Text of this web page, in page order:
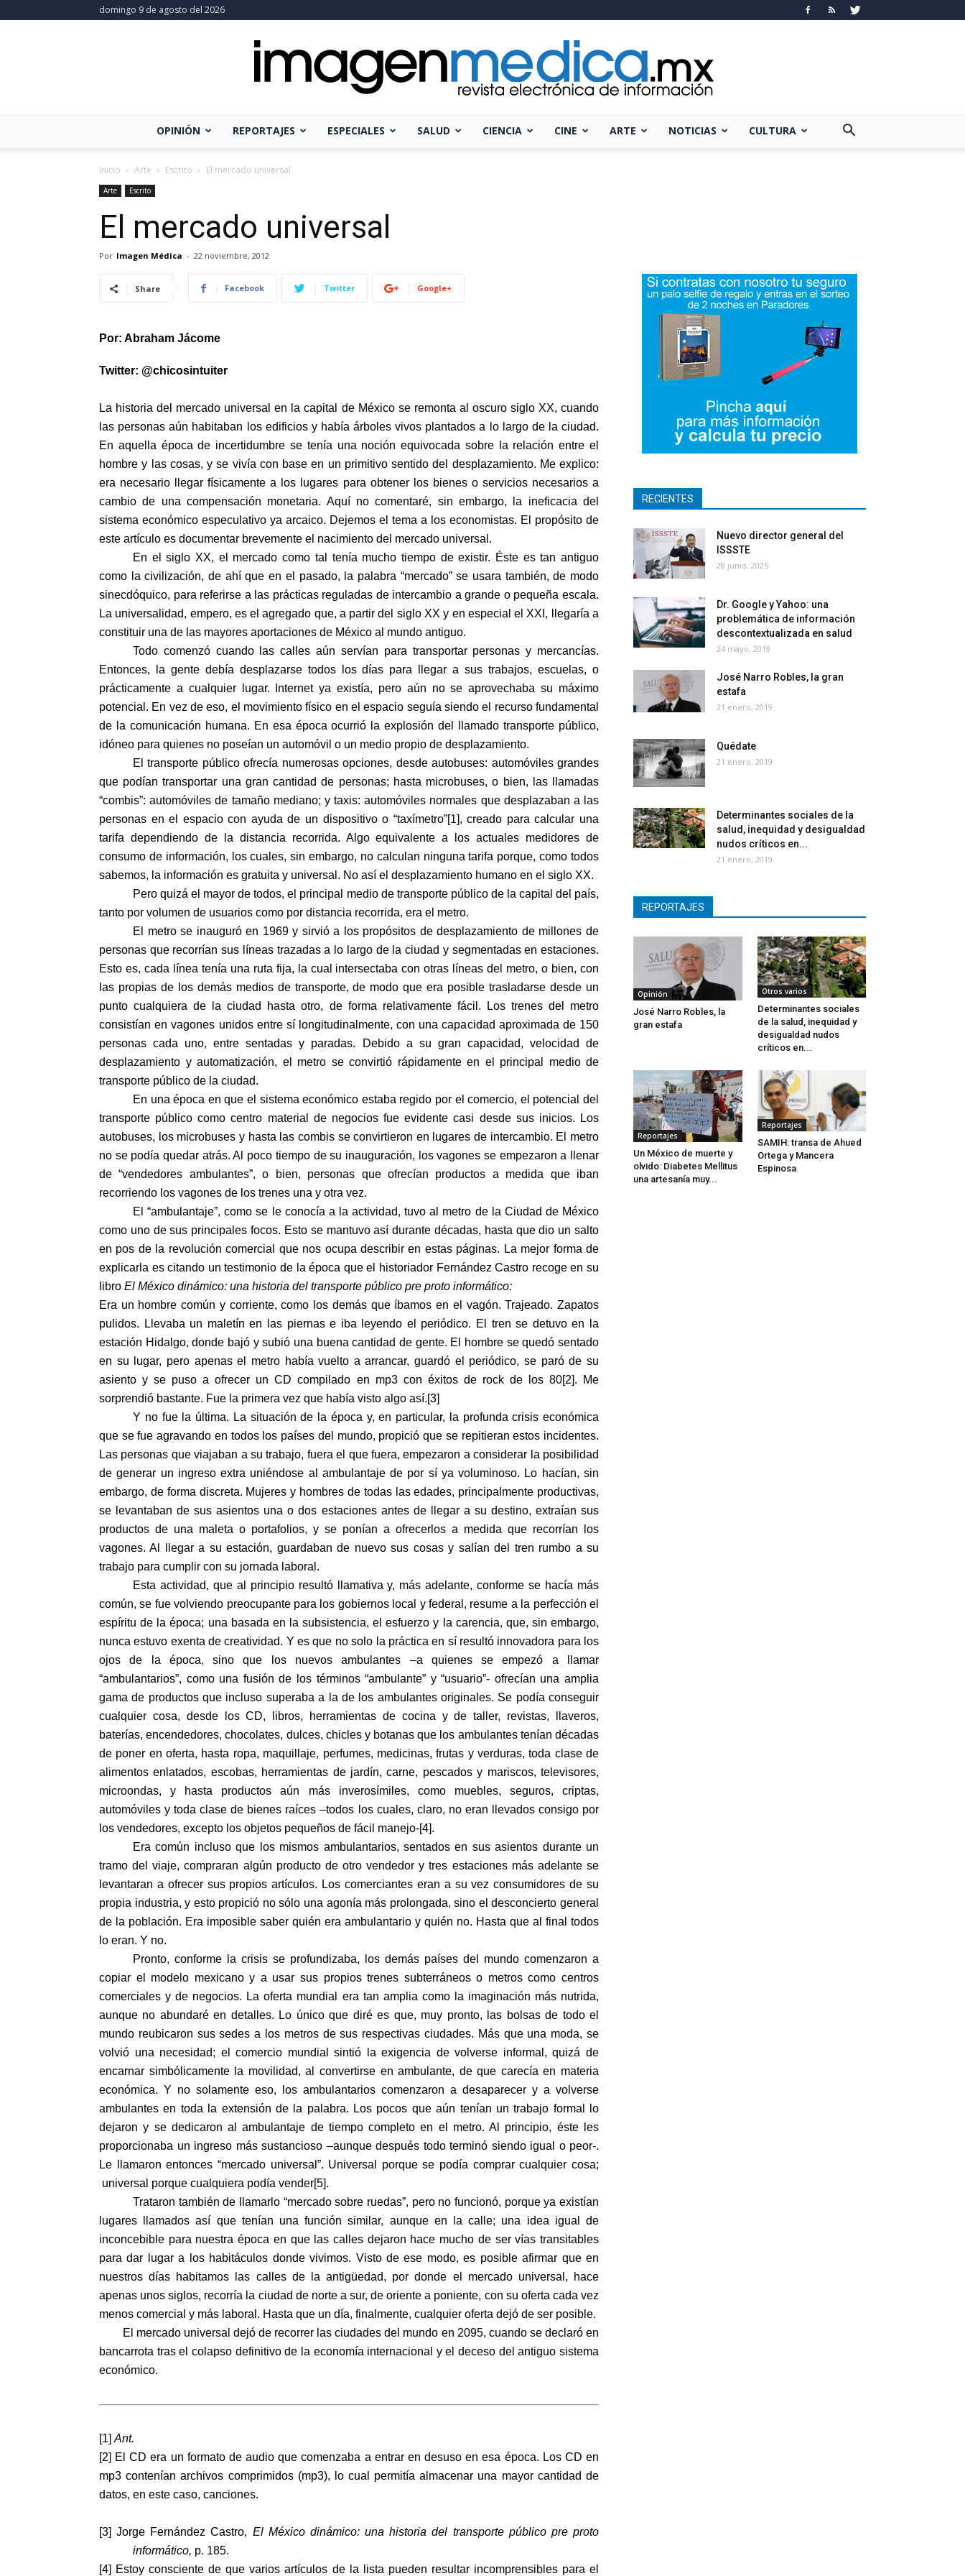
domingo 9 de agosto del 2026
OPINIÓN REPORTAJES ESPECIALES SALUD CIENCIA CINE ARTE NOTICIAS CULTURA
Inicio Arte Escrito El mercado universal
Arte Escrito
El mercado universal
Por Imagen Médica - 22 noviembre, 2012
Share Facebook Twitter Google+
Por: Abraham Jácome
Twitter: @chicosintuiter
La historia del mercado universal en la capital de México se remonta al oscuro siglo XX, cuando
las personas aún habitaban los edificios y había árboles vivos plantados a lo largo de la ciudad.
En aquella época de incertidumbre se tenía una noción equivocada sobre la relación entre el
hombre y las cosas, y se vivía con base en un primitivo sentido del desplazamiento. Me explico:
era necesario llegar físicamente a los lugares para obtener los bienes o servicios necesarios a
cambio de una compensación monetaria. Aquí no comentaré, sin embargo, la ineficacia del
sistema económico especulativo ya arcaico. Dejemos el tema a los economistas. El propósito de
este artículo es documentar brevemente el nacimiento del mercado universal.
En el siglo XX, el mercado como tal tenía mucho tiempo de existir. Éste es tan antiguo
como la civilización, de ahí que en el pasado, la palabra “mercado” se usara también, de modo
sinecdóquico, para referirse a las prácticas reguladas de intercambio a grande o pequeña escala.
La universalidad, empero, es el agregado que, a partir del siglo XX y en especial el XXI, llegaría a
constituir una de las mayores aportaciones de México al mundo antiguo.
Todo comenzó cuando las calles aún servían para transportar personas y mercancías.
Entonces, la gente debía desplazarse todos los días para llegar a sus trabajos, escuelas, o
prácticamente a cualquier lugar. Internet ya existía, pero aún no se aprovechaba su máximo
potencial. En vez de eso, el movimiento físico en el espacio seguía siendo el recurso fundamental
de la comunicación humana. En esa época ocurrió la explosión del llamado transporte público,
idóneo para quienes no poseían un automóvil o un medio propio de desplazamiento.
El transporte público ofrecía numerosas opciones, desde autobuses: automóviles grandes
que podían transportar una gran cantidad de personas; hasta microbuses, o bien, las llamadas
“combis”: automóviles de tamaño mediano; y taxis: automóviles normales que desplazaban a las
personas en el espacio con ayuda de un dispositivo o “taxímetro”[1], creado para calcular una
tarifa dependiendo de la distancia recorrida. Algo equivalente a los actuales medidores de
consumo de información, los cuales, sin embargo, no calculan ninguna tarifa porque, como todos
sabemos, la información es gratuita y universal. No así el desplazamiento humano en el siglo XX.
Pero quizá el mayor de todos, el principal medio de transporte público de la capital del país,
tanto por volumen de usuarios como por distancia recorrida, era el metro.
El metro se inauguró en 1969 y sirvió a los propósitos de desplazamiento de millones de
personas que recorrían sus líneas trazadas a lo largo de la ciudad y segmentadas en estaciones.
Esto es, cada línea tenía una ruta fija, la cual intersectaba con otras líneas del metro, o bien, con
las propias de los demás medios de transporte, de modo que era posible trasladarse desde un
punto cualquiera de la ciudad hasta otro, de forma relativamente fácil. Los trenes del metro
consistían en vagones unidos entre sí longitudinalmente, con una capacidad aproximada de 150
personas cada uno, entre sentadas y paradas. Debido a su gran capacidad, velocidad de
desplazamiento y automatización, el metro se convirtió rápidamente en el principal medio de
transporte público de la ciudad.
En una época en que el sistema económico estaba regido por el comercio, el potencial del
transporte público como centro material de negocios fue evidente casi desde sus inicios. Los
autobuses, los microbuses y hasta las combis se convirtieron en lugares de intercambio. El metro
no se podía quedar atrás. Al poco tiempo de su inauguración, los vagones se empezaron a llenar
de “vendedores ambulantes”, o bien, personas que ofrecían productos a medida que iban
recorriendo los vagones de los trenes una y otra vez.
El “ambulantaje”, como se le conocía a la actividad, tuvo al metro de la Ciudad de México
como uno de sus principales focos. Esto se mantuvo así durante décadas, hasta que dio un salto
en pos de la revolución comercial que nos ocupa describir en estas páginas. La mejor forma de
explicarla es citando un testimonio de la época que el historiador Fernández Castro recoge en su
libro El México dinámico: una historia del transporte público pre proto informático:
Era un hombre común y corriente, como los demás que íbamos en el vagón. Trajeado. Zapatos
pulidos. Llevaba un maletín en las piernas e iba leyendo el periódico. El tren se detuvo en la
estación Hidalgo, donde bajó y subió una buena cantidad de gente. El hombre se quedó sentado
en su lugar, pero apenas el metro había vuelto a arrancar, guardó el periódico, se paró de su
asiento y se puso a ofrecer un CD compilado en mp3 con éxitos de rock de los 80[2]. Me
sorprendió bastante. Fue la primera vez que había visto algo así.[3]
Y no fue la última. La situación de la época y, en particular, la profunda crisis económica
que se fue agravando en todos los países del mundo, propició que se repitieran estos incidentes.
Las personas que viajaban a su trabajo, fuera el que fuera, empezaron a considerar la posibilidad
de generar un ingreso extra uniéndose al ambulantaje de por sí ya voluminoso. Lo hacían, sin
embargo, de forma discreta. Mujeres y hombres de todas las edades, principalmente productivas,
se levantaban de sus asientos una o dos estaciones antes de llegar a su destino, extraían sus
productos de una maleta o portafolios, y se ponían a ofrecerlos a medida que recorrían los
vagones. Al llegar a su estación, guardaban de nuevo sus cosas y salían del tren rumbo a su
trabajo para cumplir con su jornada laboral.
Esta actividad, que al principio resultó llamativa y, más adelante, conforme se hacía más
común, se fue volviendo preocupante para los gobiernos local y federal, resume a la perfección el
espíritu de la época; una basada en la subsistencia, el esfuerzo y la carencia, que, sin embargo,
nunca estuvo exenta de creatividad. Y es que no solo la práctica en sí resultó innovadora para los
ojos de la época, sino que los nuevos ambulantes –a quienes se empezó a llamar
“ambulantarios”, como una fusión de los términos “ambulante” y “usuario”- ofrecían una amplia
gama de productos que incluso superaba a la de los ambulantes originales. Se podía conseguir
cualquier cosa, desde los CD, libros, herramientas de cocina y de taller, revistas, llaveros,
baterías, encendedores, chocolates, dulces, chicles y botanas que los ambulantes tenían décadas
de poner en oferta, hasta ropa, maquillaje, perfumes, medicinas, frutas y verduras, toda clase de
alimentos enlatados, escobas, herramientas de jardín, carne, pescados y mariscos, televisores,
microondas, y hasta productos aún más inverosímiles, como muebles, seguros, criptas,
automóviles y toda clase de bienes raíces –todos los cuales, claro, no eran llevados consigo por
los vendedores, excepto los objetos pequeños de fácil manejo-[4].
Era común incluso que los mismos ambulantarios, sentados en sus asientos durante un
tramo del viaje, compraran algún producto de otro vendedor y tres estaciones más adelante se
levantaran a ofrecer sus propios artículos. Los comerciantes eran a su vez consumidores de su
propia industria, y esto propició no sólo una agonía más prolongada, sino el desconcierto general
de la población. Era imposible saber quién era ambulantario y quién no. Hasta que al final todos
lo eran. Y no.
Pronto, conforme la crisis se profundizaba, los demás países del mundo comenzaron a
copiar el modelo mexicano y a usar sus propios trenes subterráneos o metros como centros
comerciales y de negocios. La oferta mundial era tan amplia como la imaginación más nutrida,
aunque no abundaré en detalles. Lo único que diré es que, muy pronto, las bolsas de todo el
mundo reubicaron sus sedes a los metros de sus respectivas ciudades. Más que una moda, se
volvió una necesidad; el comercio mundial sintió la exigencia de volverse informal, quizá de
encarnar simbólicamente la movilidad, al convertirse en ambulante, de que carecía en materia
económica. Y no solamente eso, los ambulantarios comenzaron a desaparecer y a volverse
ambulantes en toda la extensión de la palabra. Los pocos que aún tenían un trabajo formal lo
dejaron y se dedicaron al ambulantaje de tiempo completo en el metro. Al principio, éste les
proporcionaba un ingreso más sustancioso –aunque después todo terminó siendo igual o peor-.
Le llamaron entonces “mercado universal”. Universal porque se podía comprar cualquier cosa;
universal porque cualquiera podía vender[5].
Trataron también de llamarlo “mercado sobre ruedas”, pero no funcionó, porque ya existían
lugares llamados así que tenían una función similar, aunque en la calle; una idea igual de
inconcebible para nuestra época en que las calles dejaron hace mucho de ser vías transitables
para dar lugar a los habitáculos donde vivimos. Visto de ese modo, es posible afirmar que en
nuestros días habitamos las calles de la antigüedad, por donde el mercado universal, hace
apenas unos siglos, recorría la ciudad de norte a sur, de oriente a poniente, con su oferta cada vez
menos comercial y más laboral. Hasta que un día, finalmente, cualquier oferta dejó de ser posible.
El mercado universal dejó de recorrer las ciudades del mundo en 2095, cuando se declaró en
bancarrota tras el colapso definitivo de la economía internacional y el deceso del antiguo sistema
económico.
[1] Ant.
[2] El CD era un formato de audio que comenzaba a entrar en desuso en esa época. Los CD en
mp3 contenían archivos comprimidos (mp3), lo cual permitía almacenar una mayor cantidad de
datos, en este caso, canciones.
[3] Jorge Fernández Castro, El México dinámico: una historia del transporte público pre proto
informático, p. 185.
[4] Estoy consciente de que varios artículos de la lista pueden resultar incomprensibles para el
RECIENTES
Nuevo director general del
ISSSTE
28 junio, 2025
Dr. Google y Yahoo: una
problemática de información
descontextualizada en salud
24 mayo, 2019
José Narro Robles, la gran
estafa
21 enero, 2019
Quédate
21 enero, 2019
Determinantes sociales de la
salud, inequidad y desigualdad
nudos críticos en...
21 enero, 2019
REPORTAJES
Opinión
José Narro Robles, la
gran estafa
Otros varios
Determinantes sociales
de la salud, inequidad y
desigualdad nudos
críticos en...
Reportajes
Un México de muerte y
olvido: Diabetes Mellitus
una artesanía muy...
Reportajes
SAMIH: transa de Ahued
Ortega y Mancera
Espinosa